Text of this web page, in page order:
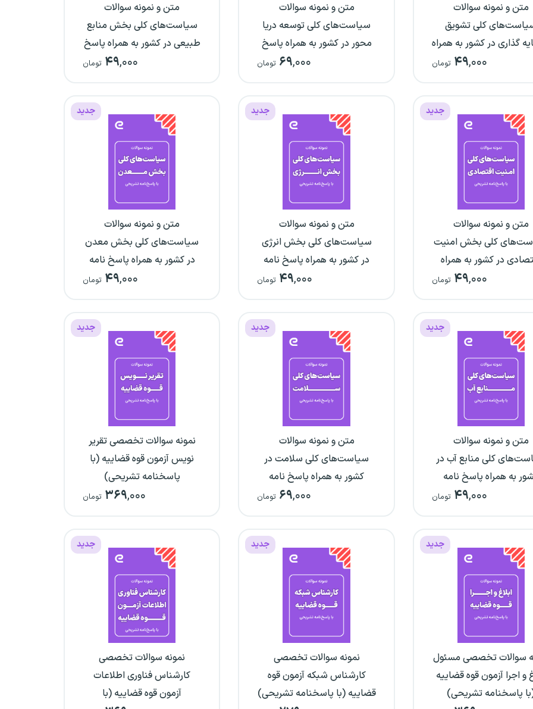
متن و نمونه سوالات
کلی تشویق
گذاری در کشور به همراه
پاسخ نامه تشریحی
۴۹,۰۰۰ تومان
متن و نمونه سوالات
سیاست‌های کلی توسعه دریا
محور در کشور به همراه پاسخ
نامه تشریحی۶۹,۰۰۰ تومان
متن و نمونه سوالات
سیاست‌های کلی بخش منابع
طبیعی در کشور به همراه پاسخ
نامه تشریحی۴۹,۰۰۰ تومان
جدید
متن و نمونه سوالات
کلی بخش امنیت
در کشور به همراه
پاسخ نامه تشریحی
۴۹,۰۰۰ تومان
جدید
متن و نمونه سوالات
سیاست‌های کلی بخش انرژی
در کشور به همراه پاسخ نامه
تشریحی ۴۹,۰۰۰ تومان
جدید
متن و نمونه سوالات
سیاست‌های کلی بخش معدن
در کشور به همراه پاسخ نامه
تشریحی ۴۹,۰۰۰ تومان
جدید
متن و نمونه سوالات
کلی منابع آب در
به همراه پاسخ نامه
تشریحی ۴۹,۰۰۰ تومان
جدید
متن و نمونه سوالات
سیاست‌های کلی سلامت در
کشور به همراه پاسخ نامه
تشریحی ۶۹,۰۰۰ تومان
جدید
نمونه سوالات تخصصی تقریر
نویس آزمون قوه قضاییه (با
پاسخنامه تشریحی)
۳۶۹,۰۰۰ تومان
جدید
سوالات تخصصی مسئول
و اجرا آزمون قوه قضاییه
پاسخنامه تشریحی)
جدید
نمونه سوالات تخصصی
کارشناس شبکه آزمون قوه
قضاییه (با پاسخنامه تشریحی)
جدید
نمونه سوالات تخصصی
کارشناس فناوری اطلاعات
آزمون قوه قضاییه (با